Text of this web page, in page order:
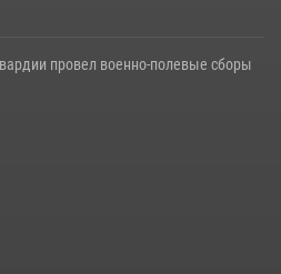
провел военно-полевые сборы